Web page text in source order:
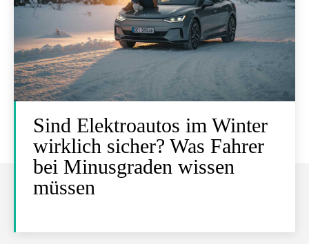
Sind Elektroautos im Winter
wirklich sicher? Was Fahrer
bei Minusgraden wissen
müssen